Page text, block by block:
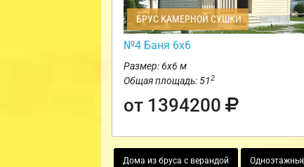
БРУС КАМЕРНОЙ СУШКИ
№4 Баня 6х6
Размер: 6х6 м
Общая площадь: 512
от 1394200
Дома из бруса с верандой